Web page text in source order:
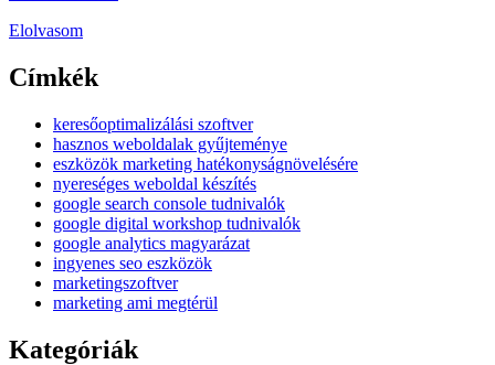
Elolvasom
Címkék
keresőoptimalizálási szoftver
hasznos weboldalak gyűjteménye
eszközök marketing hatékonyságnövelésére
nyereséges weboldal készítés
google search console tudnivalók
google digital workshop tudnivalók
google analytics magyarázat
ingyenes seo eszközök
marketingszoftver
marketing ami megtérül
Kategóriák